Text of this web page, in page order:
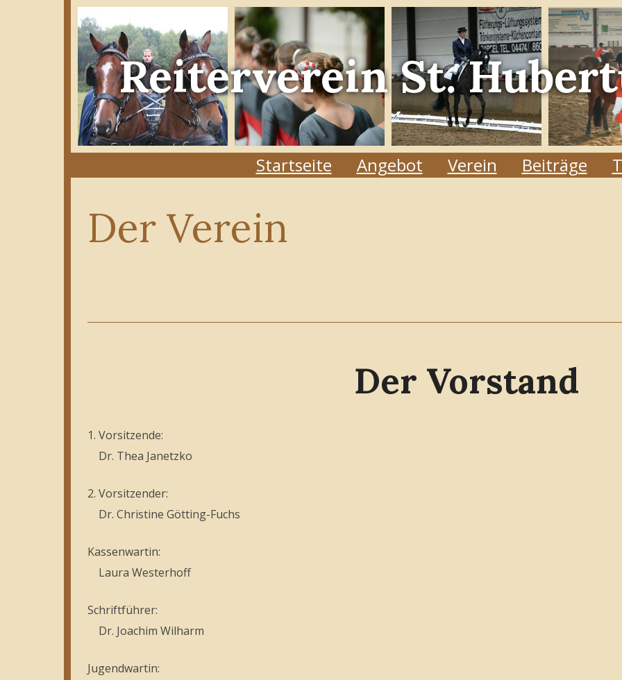
ReitervereinSt.
Startseite Angebot Verein Beiträge
Der Verein
Der Vorstand
1. Vorsitzende:
Dr. Thea Janetzko
2. Vorsitzender:
Dr. Christine Götting-Fuchs
Kassenwartin:
Laura Westerhoff
Schriftführer:
Dr. Joachim Wilharm
Jugendwartin: